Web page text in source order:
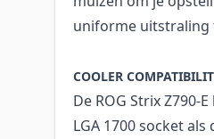
uniforme uitstraling
COOLER
De ROG Strix Z790-
LGA 1700 socket als